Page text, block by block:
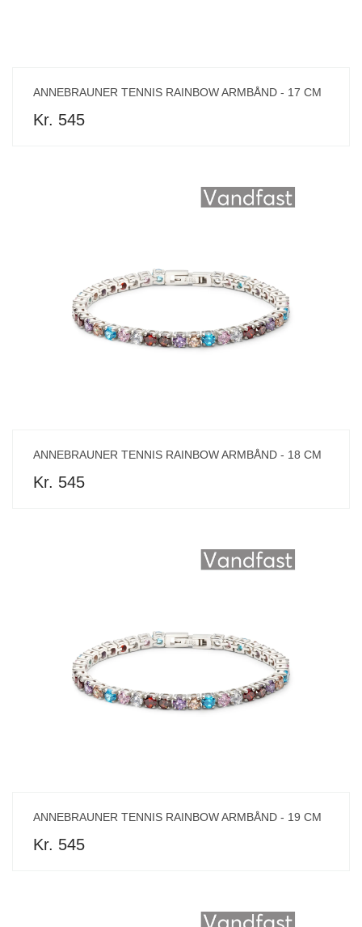
ANNEBRAUNER TENNIS RAINBOW ARMBÅND - 17 CM
Kr. 545
ANNEBRAUNER TENNIS RAINBOW ARMBÅND - 18 CM
Kr. 545
ANNEBRAUNER TENNIS RAINBOW ARMBÅND - 19 CM
Kr. 545